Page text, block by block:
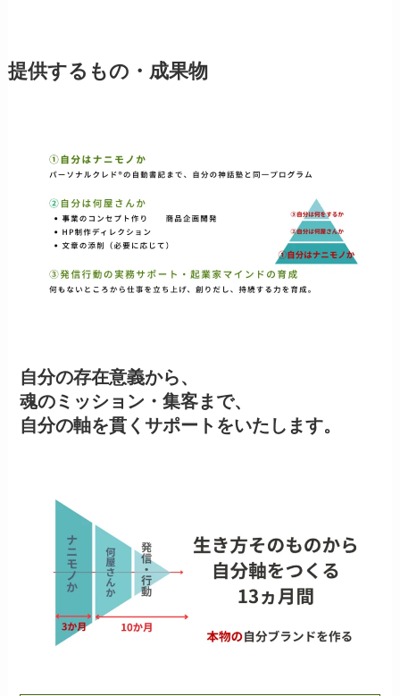
提供するもの・成果物
自分の存在意義から、
魂のミッション・集客まで、
自分の軸を貫くサポートをいたします。